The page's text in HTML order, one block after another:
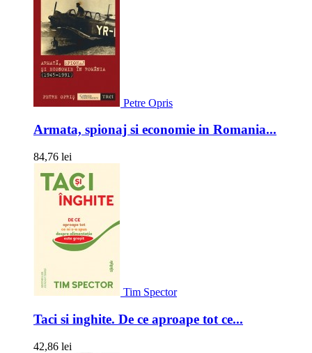
Petre Opris
Armata, spionaj si economie in Romania...
84,76 lei
Tim Spector
Taci si inghite. De ce aproape tot ce...
42,86 lei